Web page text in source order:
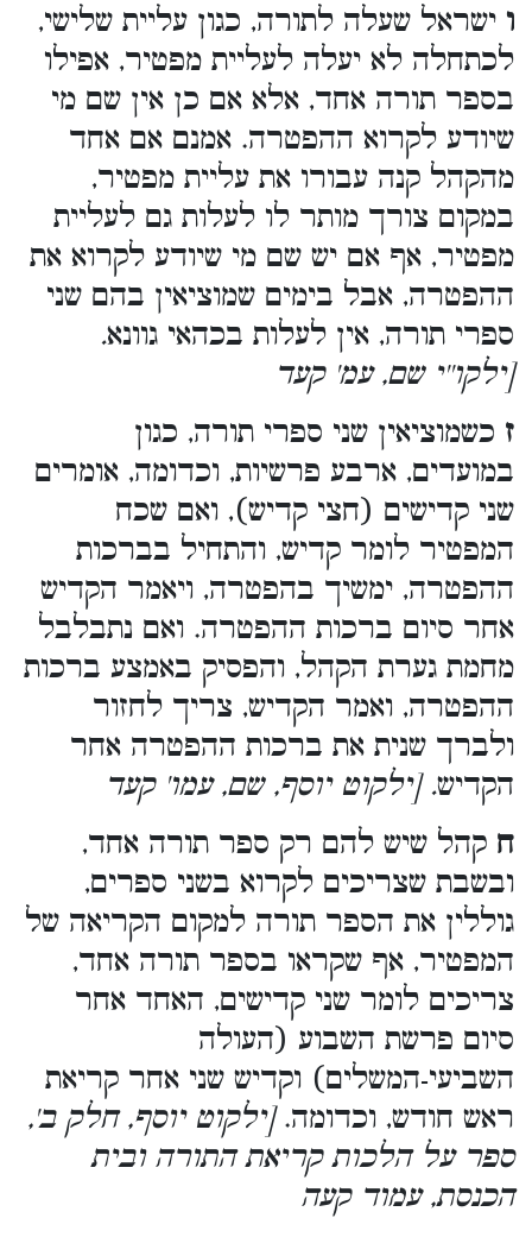
ו ישראל שעלה לתורה, כגון עליית שלישי,
לכתחלה לא יעלה לעליית מפטיר, אפילו
בספר תורה אחד, אלא אם כן אין שם מי
שיודע לקרוא ההפטרה. אמנם אם אחד
מהקהל קנה עבורו את עליית מפטיר,
במקום צורך מותר לו לעלות גם לעליית
מפטיר, אף אם יש שם מי שיודע לקרוא את
ההפטרה, אבל בימים שמוציאין בהם שני
ספרי תורה, אין לעלות בכהאי גוונא.
[ילקו''י שם, עמ' קעד
ז כשמוציאין שני ספרי תורה, כגון
במועדים, ארבע פרשיות, וכדומה, אומרים
שני קדישים (חצי קדיש), ואם שכח
המפטיר לומר קדיש, והתחיל בברכות
ההפטרה, ימשיך בהפטרה, ויאמר הקדיש
אחר סיום ברכות ההפטרה. ואם נתבלבל
מחמת גערת הקהל, והפסיק באמצע ברכות
ההפטרה, ואמר הקדיש, צריך לחזור
ולברך שנית את ברכות ההפטרה אחר
הקדיש. [ילקוט יוסף, שם, עמו' קעד
ח קהל שיש להם רק ספר תורה אחד,
ובשבת שצריכים לקרוא בשני ספרים,
גוללין את הספר תורה למקום הקריאה של
המפטיר, אף שקראו בספר תורה אחד,
צריכים לומר שני קדישים, האחד אחר
סיום פרשת השבוע (העולה
השביעי-המשלים) וקדיש שני אחר קריאת
ראש חודש, וכדומה.[ילקוט יוסף, חלק ב',
ספר על הלכות קריאת התורה ובית
הכנסת, עמוד קעה